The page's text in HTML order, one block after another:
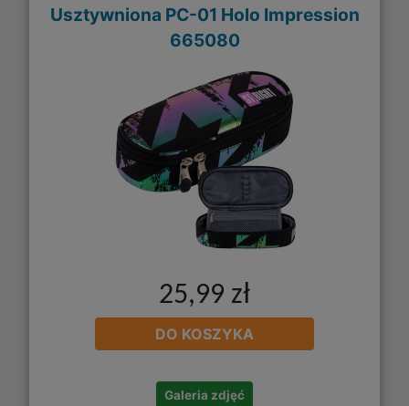
Usztywniona PC-01 Holo Impression
665080
25,99 zł
DO KOSZYKA
Galeria zdjęć